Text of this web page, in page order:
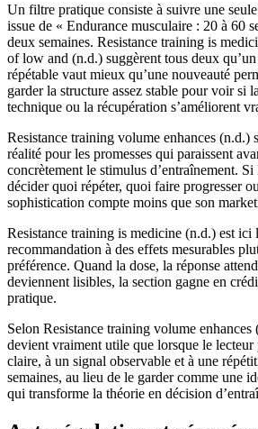
Un filtre pratique consiste à suivre une
issue de « Endurance musculaire : 20 à 60
deux semaines. Resistance training is
of low and (n.d.) suggèrent tous deux
répétable vaut mieux qu’une nouveauté
garder la structure assez stable pour voir si
technique ou la récupération s’améliorent
Resistance training volume enhances (n.d.)
réalité pour les promesses qui paraissent
concrètement le stimulus d’entraînement. Si
décider quoi répéter, quoi faire progresser
sophistication compte moins que son
Resistance training is medicine (n.d.) est ici
recommandation à des effets mesurables
préférence. Quand la dose, la réponse
deviennent lisibles, la section gagne en
pratique.
Selon Resistance training volume
devient vraiment utile que lorsque le lecteur
claire, à un signal observable et à une
semaines, au lieu de le garder comme une
qui transforme la théorie en décision